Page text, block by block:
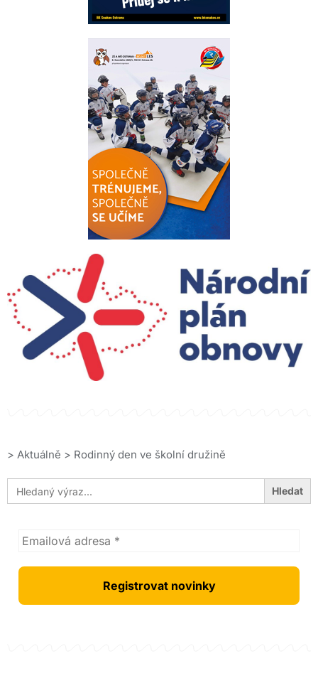
> Aktuálně > Rodinný den ve školní družině
Search
for: